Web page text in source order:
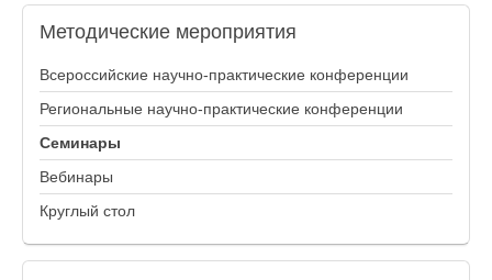
Методические мероприятия
Всероссийские научно-практические конференции
Региональные научно-практические конференции
Семинары
Вебинары
Круглый стол